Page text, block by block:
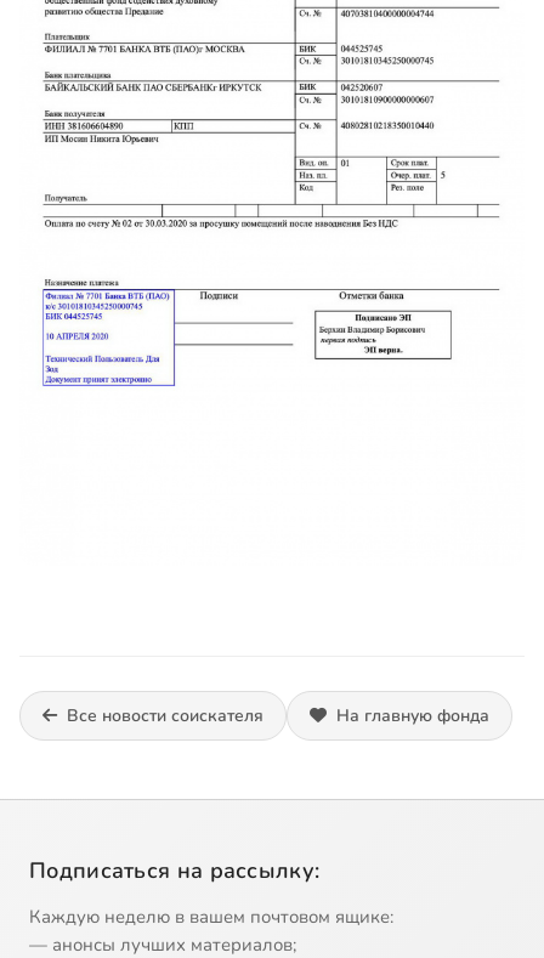
Все новости соискателя На главную фонда
Подписаться на рассылку:
Каждую неделю в вашем почтовом ящике:
— анонсы лучших материалов;